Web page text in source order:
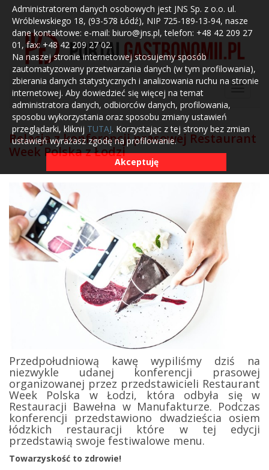
Administratorem danych osobowych jest JNS Sp. z o.o. ul.
Wróblewskiego 18, (93-578 Łódź), NIP 725-189-13-94, nasze
dane kontaktowe: e-mail: biuro@jns.pl, telefon: +48 42 209 27
01, fax: +48 42 209 27 02.
Na naszej stronie internetowej stosujemy sposób
zautomatyzowany przetwarzania danych (w tym profilowania),
zbierania danych statystycznych i analizowania ruchu na stronie
internetowej. Aby dowiedzieć się więcej na temat
administratora danych, odbiorców danych, profilowania,
sposobu wykorzystania oraz sposobu zmiany ustawień
przeglądarki, kliknij TUTAJ. Korzystając z tej strony bez zmian
ustawień wyrażasz zgodę na profilowanie.
Akceptuję
Relacja z konferencji prasowej Restaurant
Week Polska z Łodzi
Przedpołudniową kawę wypiliśmy dziś na
niezwykle udanej konferencji prasowej
organizowanej przez przedstawicieli Restaurant
Week Polska w Łodzi, która odbyła się w
Restauracji Bawełna w Manufakturze. Podczas
konferencji przedstawiono dwadzieścia osiem
łódzkich restauracji które w tej edycji
przedstawią swoje festiwalowe menu.
Towarzyskość to zdrowie!